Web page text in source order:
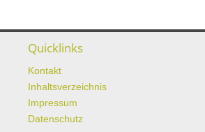
Quicklinks
Kontakt
Inhaltsverzeichnis
Impressum
Datenschutz